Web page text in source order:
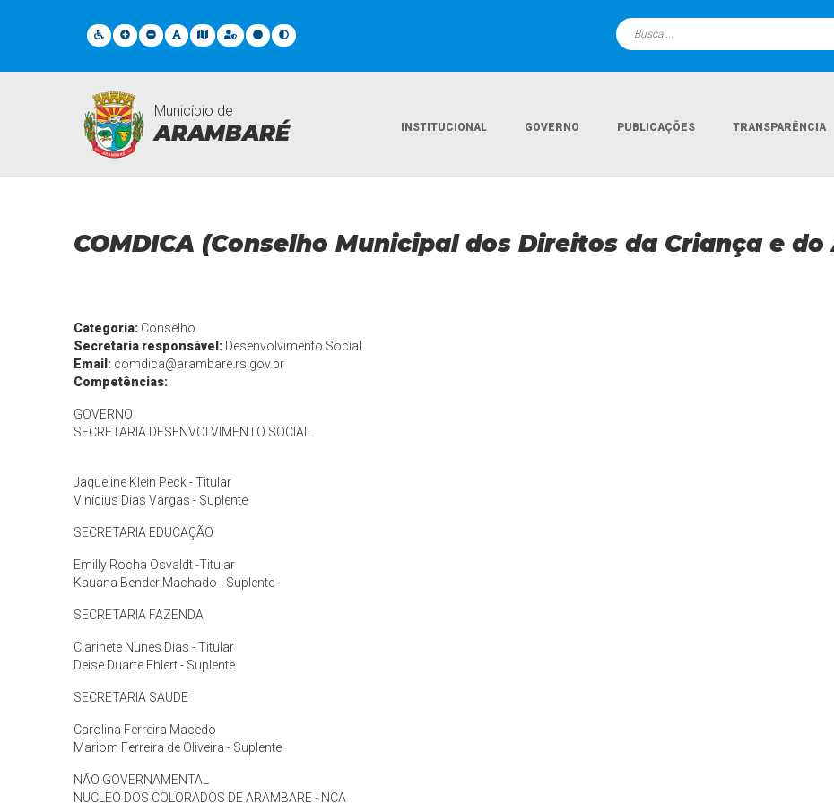
Município de
ARAMBARÉ INSTITUCIONAL GOVERNO PUBLICAÇÕES TRANSPARÊNCIA
Departamentos
COMDICA (Conselho Municipal dos Direitos da Criança e
Categoria: Conselho
Secretaria responsável: Desenvolvimento Social
Email: comdica@arambare.rs.gov.br
Competências:
GOVERNO
SECRETARIA DESENVOLVIMENTO SOCIAL
Jaqueline Klein Peck - Titular
Vinícius Dias Vargas - Suplente
SECRETARIA EDUCAÇÃO
Emilly Rocha Osvaldt -Titular
Kauana Bender Machado - Suplente
SECRETARIA FAZENDA
Clarinete Nunes Dias - Titular
Deise Duarte Ehlert - Suplente
SECRETARIA SAUDE
Carolina Ferreira Macedo
Mariom Ferreira de Oliveira - Suplente
NÃO GOVERNAMENTAL
NUCLEO DOS COLORADOS DE ARAMBARE - NCA